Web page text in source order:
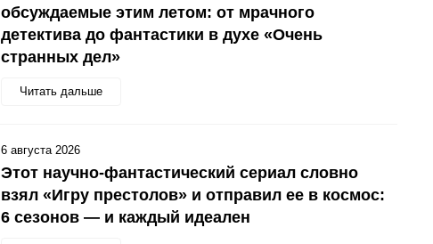
обсуждаемые этим летом: от мрачного
детектива до фантастики в духе «Очень
странных дел»
Читать дальше
Этот научно-фантастический сериал словно
взял «Игру престолов» и отправил ее в космос:
6 сезонов — и каждый идеален
6 августа 2026